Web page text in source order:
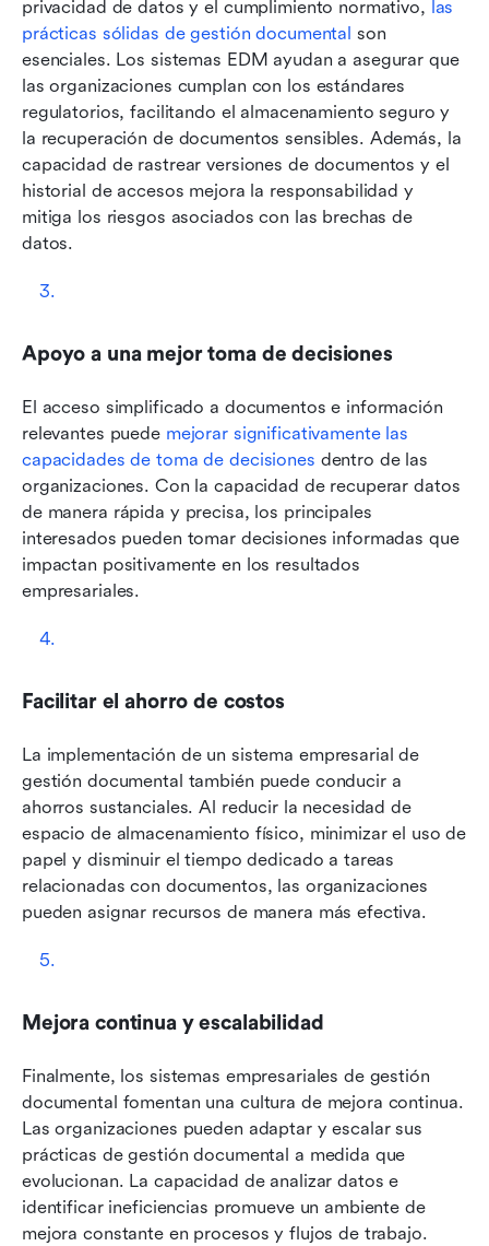
privacidad de datos y el cumplimiento normativo, las
prácticas sólidas de gestión documental son
esenciales. Los sistemas EDM ayudan a asegurar que
las organizaciones cumplan con los estándares
regulatorios, facilitando el almacenamiento seguro y
la recuperación de documentos sensibles. Además, la
capacidad de rastrear versiones de documentos y el
historial de accesos mejora la responsabilidad y
mitiga los riesgos asociados con las brechas de
datos.
Apoyo a una mejor toma de decisiones
El acceso simplificado a documentos e información
relevantes puede mejorar significativamente las
capacidades de toma de decisiones dentro de las
organizaciones. Con la capacidad de recuperar datos
de manera rápida y precisa, los principales
interesados pueden tomar decisiones informadas que
impactan positivamente en los resultados
empresariales.
Facilitar el ahorro de costos
La implementación de un sistema empresarial de
gestión documental también puede conducir a
ahorros sustanciales. Al reducir la necesidad de
espacio de almacenamiento físico, minimizar el uso de
papel y disminuir el tiempo dedicado a tareas
relacionadas con documentos, las organizaciones
pueden asignar recursos de manera más efectiva.
Mejora continua y escalabilidad
Finalmente, los sistemas empresariales de gestión
documental fomentan una cultura de mejora continua.
Las organizaciones pueden adaptar y escalar sus
prácticas de gestión documental a medida que
evolucionan. La capacidad de analizar datos e
identificar ineficiencias promueve un ambiente de
mejora constante en procesos y flujos de trabajo.